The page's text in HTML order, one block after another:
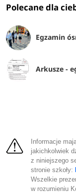
Polecane dla
Egzamin
Arkusze -
Informacje
jakichkolwiek
z niniejszego
stronie szkoły:
Wszelkie
w rozumieniu